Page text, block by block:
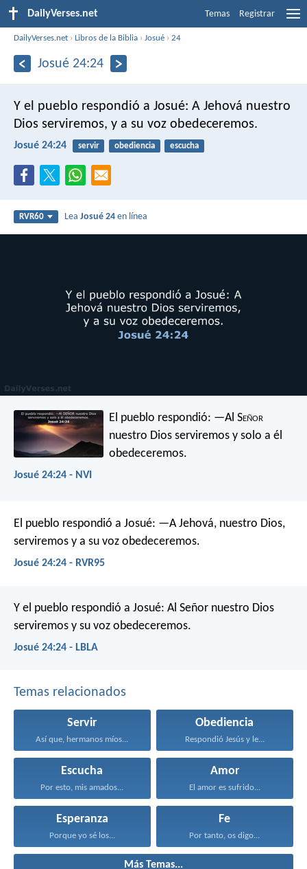
DailyVerses.net Temas Registrar
DailyVerses.net ›Libros de la Biblia ›Josué ›24
Josué 24:24
Y el pueblo respondió a Josué: A Jehová nuestro
Dios serviremos, y a su voz obedeceremos.
Josué 24:24 servir obediencia escucha
RVR60 LeaJosué 24 en línea
El pueblo respondió: —Al Señor
nuestro Dios serviremos y solo a él
obedeceremos.
Josué 24:24 - NVI
El pueblo respondió a Josué: —A Jehová, nuestro Dios,
serviremos y a su voz obedeceremos.
Josué 24:24 - RVR95
Y el pueblo respondió a Josué: Al Señor nuestro Dios
serviremos y su voz obedeceremos.
Josué 24:24 - LBLA
Temas relacionados
Servir
Así que, hermanos míos...
Obediencia
Respondió Jesús y le...
Escucha
Por esto, mis amados...
Amor
El amor es sufrido...
Esperanza
Porque yo sé los...
Fe
Por tanto, os digo...
Más Temas...